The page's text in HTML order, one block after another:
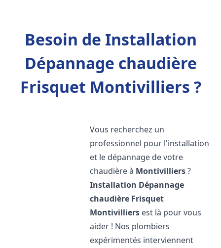
Besoin de Installation
Dépannage chaudière
Frisquet Montivilliers ?
Vous recherchez un
professionnel pour l'installation
et le dépannage de votre
chaudière à Montivilliers?
Installation Dépannage
chaudière Frisquet
Montivilliers est là pour vous
aider ! Nos plombiers
expérimentés interviennent